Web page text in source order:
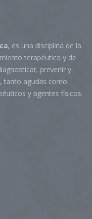
, es una disciplina de la
terapéutico y de
prevenir y
tanto agudas como
y agentes físicos.